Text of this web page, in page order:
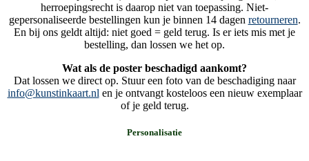
herroepingsrecht is daarop niet van toepassing. Niet-
gepersonaliseerde bestellingen kun je binnen 14 dagen retourneren.
En bij ons geldt altijd: niet goed = geld terug. Is er iets mis met je
bestelling, dan lossen we het op.
Wat als de poster beschadigd aankomt?
Dat lossen we direct op. Stuur een foto van de beschadiging naar
info@kunstinkaart.nl en je ontvangt kosteloos een nieuw exemplaar
of je geld terug.
Personalisatie